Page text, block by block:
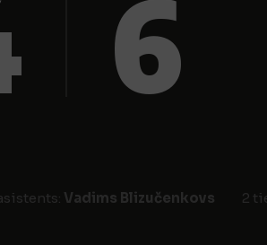
6
Vadims Blizučenkovs 2